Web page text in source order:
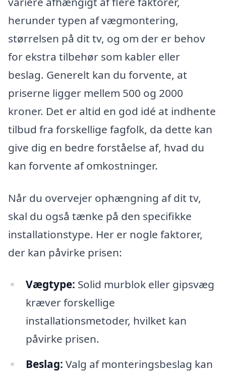
herunder typen af vægmontering,
størrelsen på dit tv, og om der er behov
for ekstra tilbehør som kabler eller
beslag. Generelt kan du forvente, at
priserne ligger mellem 500 og 2000
kroner. Det er altid en god idé at indhente
tilbud fra forskellige fagfolk, da dette kan
give dig en bedre forståelse af, hvad du
kan forvente af omkostninger.
Når du overvejer ophængning af dit tv,
skal du også tænke på den specifikke
installationstype. Her er nogle faktorer,
der kan påvirke prisen:
Vægtype: Solid murblok eller gipsvæg
kræver forskellige
installationsmetoder, hvilket kan
påvirke prisen.
Beslag: Valg af monteringsbeslag kan